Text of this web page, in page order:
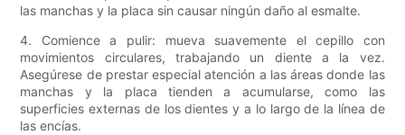
las manchas y la placa sin causar ningún daño al esmalte.
4. Comience a pulir: mueva suavemente el cepillo con
movimientos circulares, trabajando un diente a la vez.
Asegúrese de prestar especial atención a las áreas donde las
manchas y la placa tienden a acumularse, como las
superficies externas de los dientes y a lo largo de la línea de
las encías.